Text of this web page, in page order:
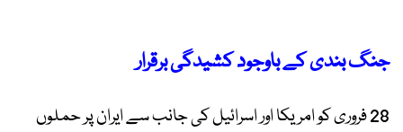
جنگ بندی کے باوجود کشیدگی برقرار
28 فروری کو امریکا اور اسرائیل کی جانب سے ایران پر حملوں